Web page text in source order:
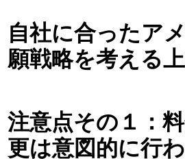
自社に合ったア
願戦略を考える
注意点その１：
更は意図的に行